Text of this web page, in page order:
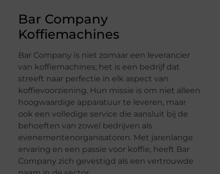
Bar Company
Koffiemachines
Bar Company is niet zomaar een leverancier
van koffiemachines; het is een bedrijf dat
streeft naar perfectie in elk aspect van
koffievoorziening. Hun missie is om niet alleen
hoogwaardige apparatuur te leveren, maar
ook een volledige service die aansluit bij de
behoeften van zowel bedrijven als
evenementenorganisatoren. Met jarenlange
ervaring en een passie voor koffie, heeft Bar
Company zich gevestigd als een vertrouwde